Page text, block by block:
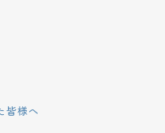
皆様へ